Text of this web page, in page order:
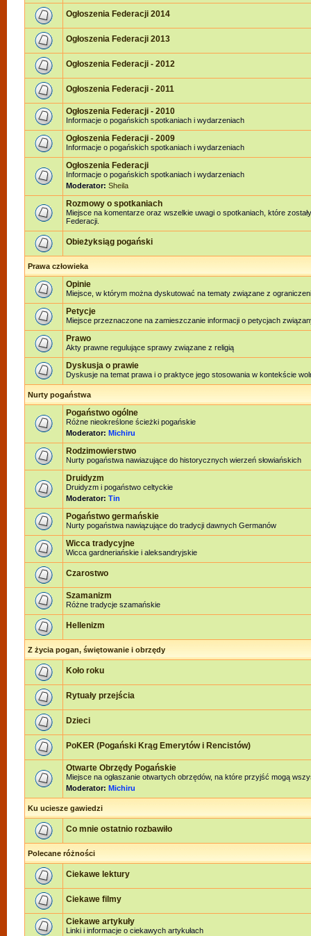
Ogłoszenia Federacji 2014
Ogłoszenia Federacji 2013
Ogłoszenia Federacji - 2012
Ogłoszenia Federacji - 2011
Ogłoszenia Federacji - 2010
Informacje o pogańskich spotkaniach i wydarzeniach
Ogłoszenia Federacji - 2009
Informacje o pogańskich spotkaniach i wydarzeniach
Ogłoszenia Federacji
Informacje o pogańskich spotkaniach i wydarzeniach
Moderator: Sheila
Rozmowy o spotkaniach
Miejsce na komentarze oraz wszelkie uwagi o spotkaniach, które
Federacji.
Obieżyksiąg pogański
Prawa człowieka
Opinie
Miejsce, w którym można dyskutować na tematy związane z
Petycje
Miejsce przeznaczone na zamieszczanie informacji o petycjach
Prawo
Akty prawne regulujące sprawy związane z religią
Dyskusja o prawie
Dyskusje na temat prawa i o praktyce jego stosowania w kontekście
Nurty pogaństwa
Pogaństwo ogólne
Różne nieokreślone ścieżki pogańskie
Moderator: Michiru
Rodzimowierstwo
Nurty pogaństwa nawiazujące do historycznych wierzeń słowiańskich
Druidyzm
Druidyzm i pogaństwo celtyckie
Moderator: Tin
Pogaństwo germańskie
Nurty pogaństwa nawiązujące do tradycji dawnych Germanów
Wicca tradycyjne
Wicca gardneriańskie i aleksandryjskie
Czarostwo
Szamanizm
Różne tradycje szamańskie
Hellenizm
Z życia pogan, świętowanie i obrzędy
Koło roku
Rytuały przejścia
Dzieci
PoKER (Pogański Krąg Emerytów i Rencistów)
Otwarte Obrzędy Pogańskie
Miejsce na ogłaszanie otwartych obrzędów, na które przyjść mogą
Moderator: Michiru
Ku uciesze gawiedzi
Co mnie ostatnio rozbawiło
Polecane różności
Ciekawe lektury
Ciekawe filmy
Ciekawe artykuły
Linki i informacje o ciekawych artykułach